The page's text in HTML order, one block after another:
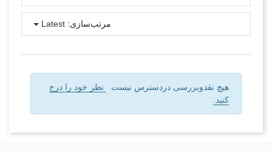
مرتب‌سازی: Latest
هیچ نقدوبررسی دردسترس نیست
نظر خود را درج
کنید.